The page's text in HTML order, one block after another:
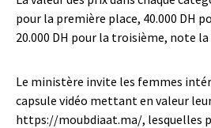
pour la première place, 40.000 DH
20.000 DH pour la troisième, note
Le ministère invite les femmes
capsule vidéo mettant en valeur
https://moubdiaat.ma/, lesquelles